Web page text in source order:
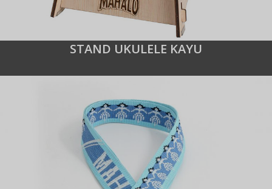
STAND UKULELE KAYU